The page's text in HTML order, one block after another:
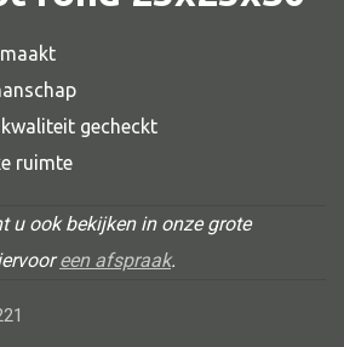
gecheckt
ruimte
u ook bekijken in onze grote
een afspraak.